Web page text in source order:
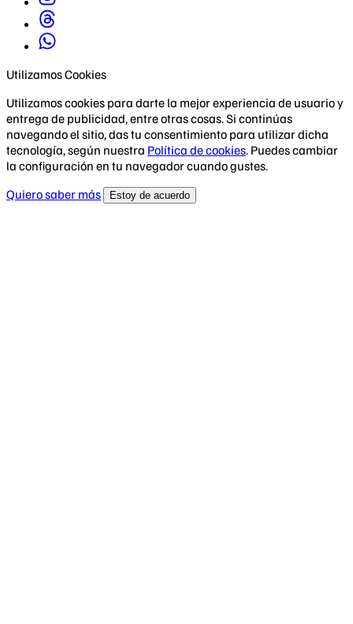
Utilizamos Cookies
Utilizamos cookies para darte la mejor experiencia de usuario y
entrega de publicidad, entre otras cosas. Si continúas
navegando el sitio, das tu consentimiento para utilizar dicha
tecnología, según nuestra Política de cookies. Puedes cambiar
la configuración en tu navegador cuando gustes.
Quiero saber más
Estoy de acuerdo